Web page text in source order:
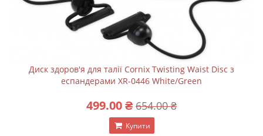
Диск здоров'я для талії Cornix Twisting Waist Disc з
еспандерами XR-0446 White/Green
499.00 ₴ 654.00 ₴
Купити